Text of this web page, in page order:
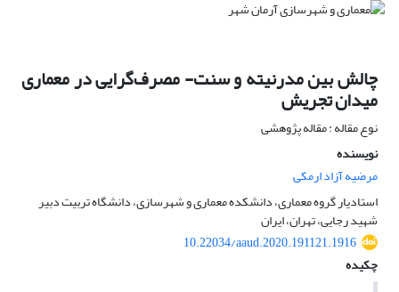
چالش بین مدرنیته و سنت- مصرف‌گرایی در معماری
میدان تجریش
نوع مقاله : مقاله پژوهشی
نویسنده
مرضیه آزاد ارمکی
استادیار گروه معماری، دانشکده معماری و شهرسازی، دانشگاه تربیت دبیر
شهید رجایی، تهران، ایران
10.22034/aaud.2020.191121.1916
چکیده